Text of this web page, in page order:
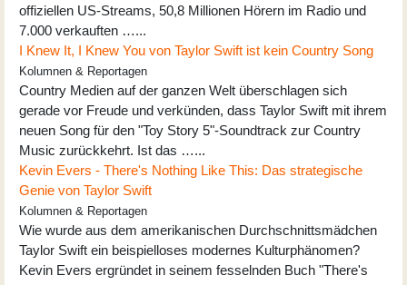
offiziellen US-Streams, 50,8 Millionen Hörern im Radio und
7.000 verkauften …...
I Knew It, I Knew You von Taylor Swift ist kein Country Song
Kolumnen & Reportagen
Country Medien auf der ganzen Welt überschlagen sich
gerade vor Freude und verkünden, dass Taylor Swift mit ihrem
neuen Song für den "Toy Story 5"-Soundtrack zur Country
Music zurückkehrt. Ist das …...
Kevin Evers - There's Nothing Like This: Das strategische
Genie von Taylor Swift
Kolumnen & Reportagen
Wie wurde aus dem amerikanischen Durchschnittsmädchen
Taylor Swift ein beispielloses modernes Kulturphänomen?
Kevin Evers ergründet in seinem fesselnden Buch "There's